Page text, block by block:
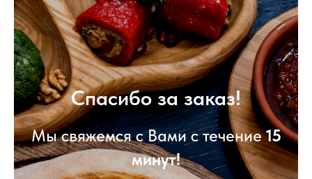
Спасибо за заказ!
Мы свяжемся с Вами с течение15
минут!